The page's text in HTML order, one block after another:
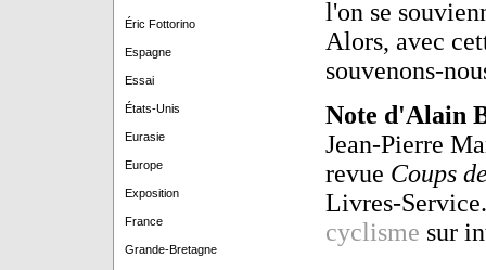
Éric Fottorino
Espagne
Essai
États-Unis
Eurasie
Europe
Exposition
France
Grande-Bretagne
l'on se
Alors, avec
souvenons-
Note d'Alain
Jean-Pierre
revue Coups
Livres-
cyclisme sur